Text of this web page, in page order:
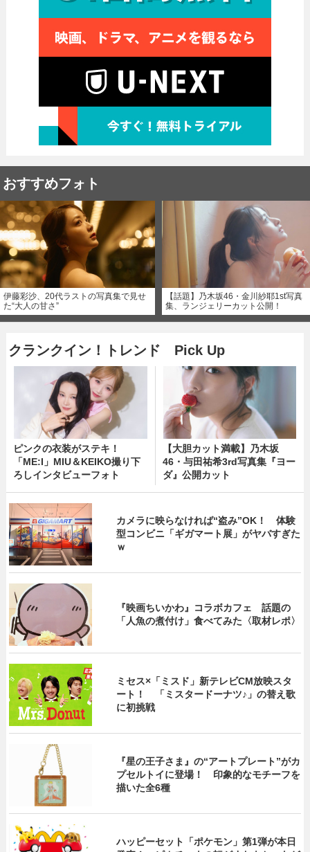
おすすめフォト
伊藤彩沙、20代ラストの写真集で見せ
た“大人の甘さ”
【話題】乃木坂46・金川紗耶1st写真
集、ランジェリーカット公開！
クランクイン！トレンド Pick Up
ピンクの衣装がステキ！
「ME:I」MIU＆KEIKO撮り下
ろしインタビューフォト
【大胆カット満載】乃木坂
46・与田祐希3rd写真集『ヨー
ダ』公開カット
カメラに映らなければ“盗み”OK！ 体験
型コンビニ「ギガマート展」がヤバすぎた
ｗ
『映画ちいかわ』コラボカフェ 話題の
「人魚の煮付け」食べてみた〈取材レポ〉
ミセス×「ミスド」新テレビCM放映スタ
ート！ 「ミスタードーナツ♪」の替え歌
に初挑戦
『星の王子さま』の“アートプレート”がカ
プセルトイに登場！ 印象的なモチーフを
描いた全6種
ハッピーセット「ポケモン」第1弾が本日